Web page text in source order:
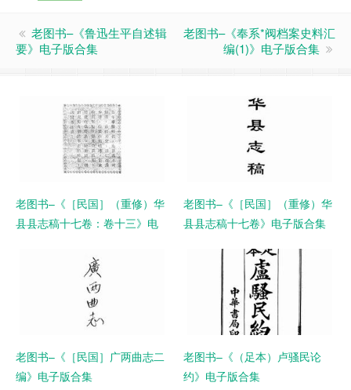
老图书–《鲁迅生平自述辑
要》电子版合集
老图书–《奉系*阀档案史料汇
编(1)》电子版合集
老图书–《［民国］（重修）华
县县志稿十七卷：卷十三》电
老图书–《［民国］（重修）华
县县志稿十七卷》电子版合集
老图书–《［民国］广两曲志二
编》电子版合集
老图书–《（足本）卢骚民论
约》电子版合集